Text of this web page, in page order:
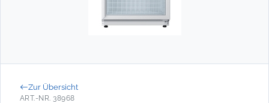
Zur Übersicht
ART.-NR. 38968